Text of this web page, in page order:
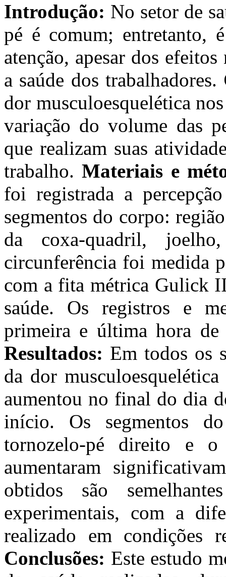
Introdução: No setor de
pé é comum; entretanto,
atenção, apesar dos
a saúde dos trabalhadores.
dor musculoesquelética
variação do volume das
que realizam suas
trabalho.Materiais e
foi registrada a
segmentos do corpo:
da coxa-quadril,
circunferência foi medida
com a fita métrica Gulick
saúde. Os registros e
primeira e última hora
Resultados: Em todos os
da dor
aumentou no final do dia
início. Os segmentos
tornozelo-pé direito e
aumentaram
obtidos são
experimentais, com a
realizado em condições
Conclusões: Este estudo